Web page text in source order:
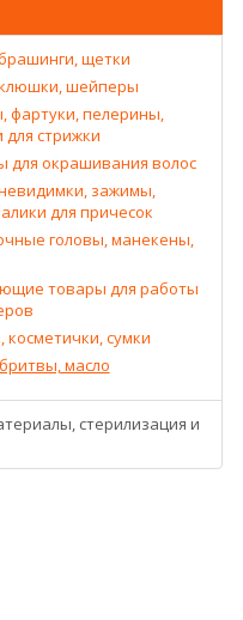
щетки
шейперы
фартуки, пелерины,
стрижки
для окрашивания волос
зажимы,
для причесок
головы, манекены,
товары для работы
сумки
масло
стерилизация и